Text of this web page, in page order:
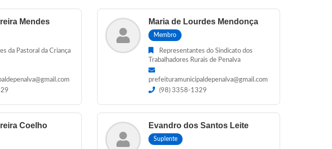
Mendes
da Pastoral da Criança
Maria de Lourdes Mendonça
Membro
Representantes do Sindicato dos
Trabalhadores Rurais de Penalva
prefeituramunicipaldepenalva@gmail.com
(98) 3358-1329
Coelho Evandro dos Santos Leite
Suplente